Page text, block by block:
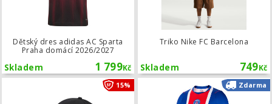
Dětský dres adidas AC Sparta
Praha domácí 2026/2027
1 799Kč
Skladem
Triko Nike FC Barcelona
749Kč
Skladem
15% Kšiltovka adidas Jude Bellingham
Zdarma